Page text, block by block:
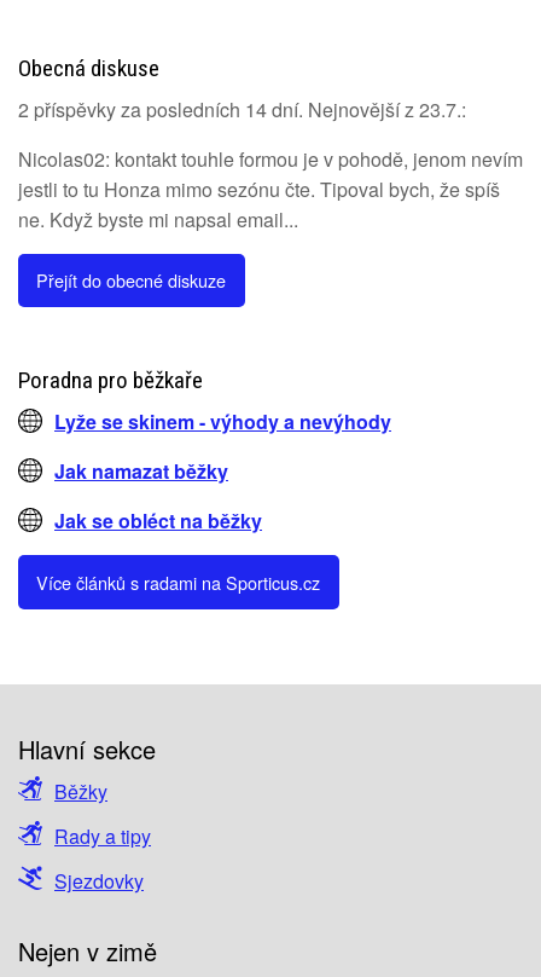
Obecná diskuse
2 příspěvky za posledních 14 dní. Nejnovější z 23.7.:
Nicolas02: kontakt touhle formou je v pohodě, jenom nevím
jestli to tu Honza mimo sezónu čte. Tipoval bych, že spíš
ne. Když byste mi napsal email...
Přejít do obecné diskuze
Poradna pro běžkaře
Lyže se skinem - výhody a nevýhody
Jak namazat běžky
Jak se obléct na běžky
Více článků s radami na Sporticus.cz
Hlavní sekce
Běžky
Rady a tipy
Sjezdovky
Nejen v zimě